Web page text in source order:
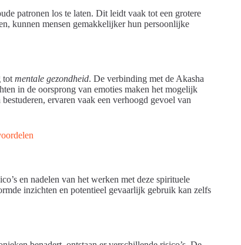
patronen los te laten. Dit leidt vaak tot een grotere
kunnen mensen gemakkelijker hun persoonlijke
tot mentale gezondheid. De verbinding met de Akasha
in de oorsprong van emoties maken het mogelijk
ervaren vaak een verhoogd gevoel van
en nadelen van het werken met deze spirituele
inzichten en potentieel gevaarlijk gebruik kan zelfs